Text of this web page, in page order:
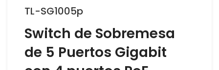
TL-SG1005p
Switch de Sobremesa
de 5 Puertos Gigabit